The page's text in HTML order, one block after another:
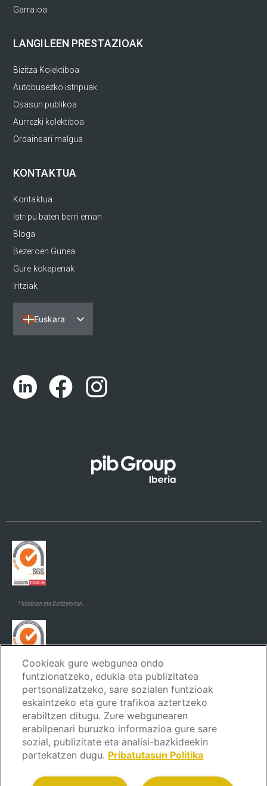
Garraioa
LANGILEEN PRESTAZIOAK
Bizitza Kolektiboa
Autobusezko istripuak
Osasun publikoa
Aurrezki kolektiboa
Ordainsari malgua
KONTAKTUA
Kontaktua
Istripu baten berri eman
Bloga
Bezeroen Gunea
Gure kokapenak
Iritziak
Euskara
Español
English (UK)
Català
* Madrilen eta Bartzelonan.
Lege Oharra Pribatutasun Politika Cookien politika
Cookieak gure webgunea ondo
funtzionatzeko, edukia eta publizitatea
pertsonalizatzeko, sare sozialen funtzioak
eskaintzeko eta gure trafikoa aztertzeko
erabiltzen ditugu. Zure webgunearen
erabilpenari buruzko informazioa gure sare
sozial, publizitate eta analisi-bazkideekin
partekatzen dugu. Pribatutasun Politika